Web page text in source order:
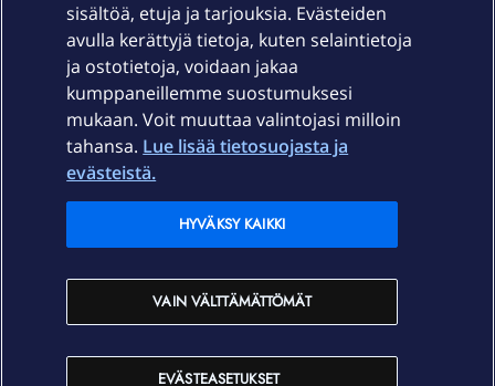
Palvelut
Ajankohtaista
Elisa Oyj
In English
sisältöä, etuja ja tarjouksia. Evästeiden
avulla kerättyjä tietoja, kuten selaintietoja
ja ostotietoja, voidaan jakaa
kumppaneillemme suostumuksesi
mukaan. Voit muuttaa valintojasi milloin
tahansa. Lue lisää tietosuojasta ja
evästeistä.
EVÄSTEASETUKSET
VAIN VÄLTTÄMÄTTÖMÄT
HYVÄKSY KAIKKI